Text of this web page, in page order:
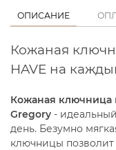
ОПИСАНИЕ
Кожаная
HAVE на
Кожаная ключница
Gregory -
день. Безумно
ключницы позволит